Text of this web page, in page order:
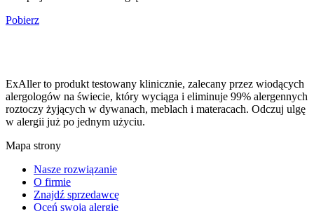
Pobierz
ExAller to produkt testowany klinicznie, zalecany przez wiodących
alergologów na świecie, który wyciąga i eliminuje 99% alergennych
roztoczy żyjących w dywanach, meblach i materacach. Odczuj ulgę
w alergii już po jednym użyciu.
Mapa strony
Nasze rozwiązanie
O firmie
Znajdź sprzedawcę
Oceń swoją alergię